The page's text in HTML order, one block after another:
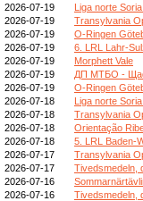
2026-07-19
Liga norte
2026-07-19
Transylvania
2026-07-19
O-Ringen
2026-07-19
6. LRL Lahr-
2026-07-19
Morphett Vale
2026-07-19
ДП МТБО -
2026-07-19
O-Ringen
2026-07-18
Liga norte
2026-07-18
Transylvania
2026-07-18
Orientação
2026-07-18
5. LRL Baden-
2026-07-17
Transylvania
2026-07-17
Tivedsmedeln,
2026-07-16
2026-07-16
Tivedsmedeln,